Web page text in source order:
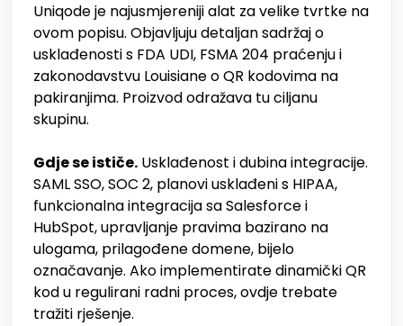
Uniqode je najusmjereniji alat za velike tvrtke na
ovom popisu. Objavljuju detaljan sadržaj o
usklađenosti s FDA UDI, FSMA 204 praćenju i
zakonodavstvu Louisiane o QR kodovima na
pakiranjima. Proizvod odražava tu ciljanu
skupinu.
Gdje se ističe. Usklađenost i dubina integracije.
SAML SSO, SOC 2, planovi usklađeni s HIPAA,
funkcionalna integracija sa Salesforce i
HubSpot, upravljanje pravima bazirano na
ulogama, prilagođene domene, bijelo
označavanje. Ako implementirate dinamički QR
kod u regulirani radni proces, ovdje trebate
tražiti rješenje.